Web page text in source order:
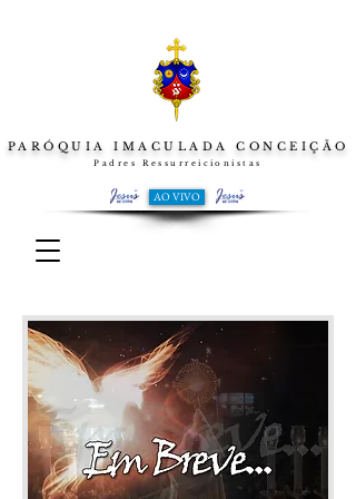
AO VIVO
PARÓQUIA IMACULADA CONCEIÇÃO
Padres Ressurreicionistas